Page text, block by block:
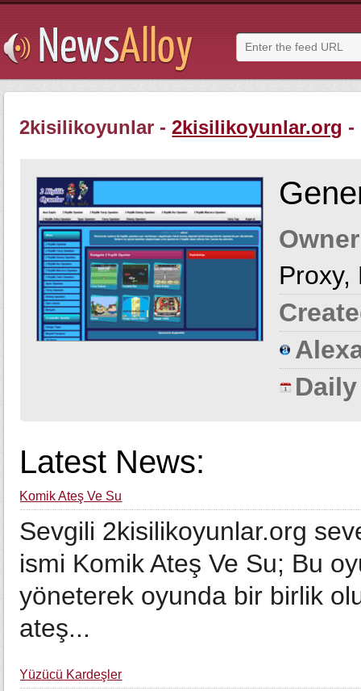
2kisilikoyunlar -2kisilikoyunlar.org -
Proxy,
Latest News:
Komik Ateş Ve Su
Sevgili 2kisilikoyunlar.org
ismi Komik Ateş Ve Su; Bu
yöneterek oyunda bir birlik
ateş...
Yüzücü Kardeşler